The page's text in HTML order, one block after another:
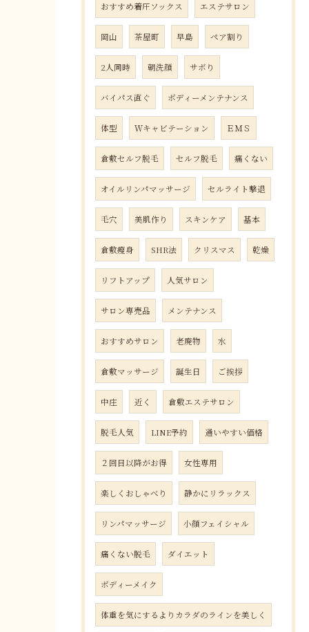
おすすめ着圧ソックス エステサロン
岡山 茶屋町 早島 ペア割り
2人同時 朝洗顔 サボり
バイパス直ぐ ボディーメンテナンス
体型 Ｗキャビテーション ＥＭＳ
倉敷セルフ脱毛 セルフ脱毛 痛くない
オイルリンパマッサージ セルライト撃退
毛穴 美肌作り スキンケア 基本
倉敷瘦身 SHR法 クリスマス 乾燥
リフトアップ 人気サロン
サロン専売品 メンテナンス
おすすめサロン 老廃物 水
倉敷マッサージ 誕生日 ご挨拶
中庄 近く 倉敷エステサロン
脱毛人気 LINE予約 通いやすい価格
２回目以降がお得 女性専用
楽しくおしゃべり 静かにリラックス
リンパマッサージ 小顔フェイシャル
痛くない脱毛 ダイエット
ボディーメイク
体重を気にするよりカラダのラインを美しく